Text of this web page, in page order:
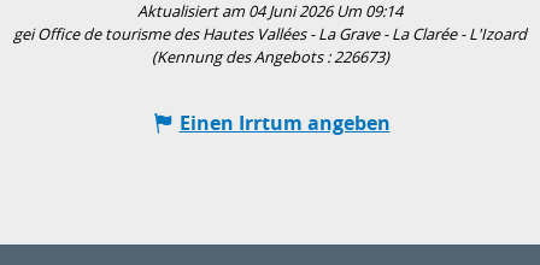
Aktualisiert am 04 Juni 2026 Um 09:14
gei Office de tourisme des Hautes Vallées - La Grave - La Clarée - L'Izoard
(Kennung des Angebots :226673)
Einen Irrtum angeben